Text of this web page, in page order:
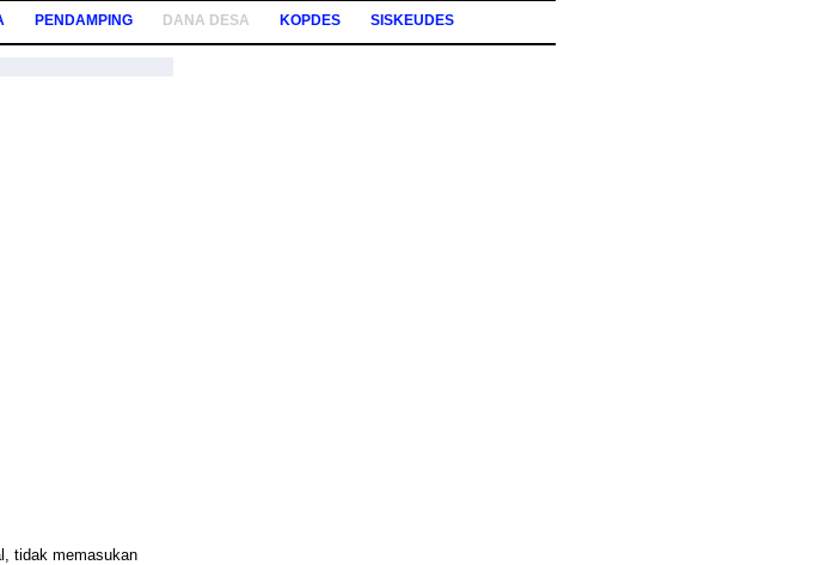
PENDAMPING DANA DESA KOPDES SISKEUDES
tidak memasukan